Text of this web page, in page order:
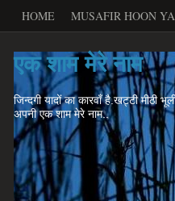
HOME MUSAFIR HOON
एक शाम मेरे नाम
जिन्दगी यादों का कारवाँ है.खट्टी
अपनी एक शाम मेरे नाम..